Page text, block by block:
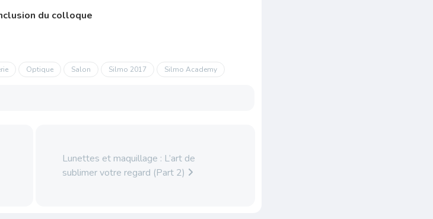
du colloque
Optique Salon Silmo 2017 Silmo Academy
Lunettes et maquillage : L’art de
sublimer votre regard (Part 2)